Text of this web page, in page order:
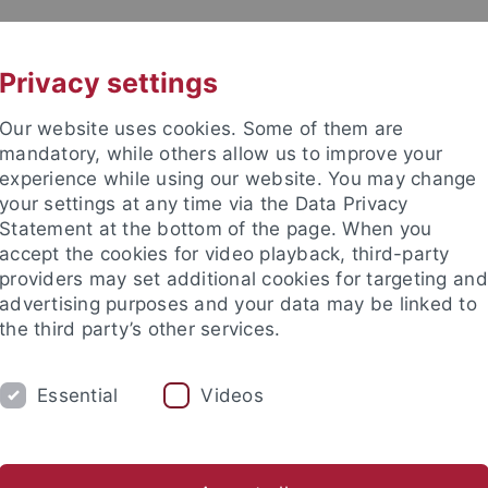
History and Area Studies
KOLLOQUIUM
Privacy settings
Our website uses cookies. Some of them are
mandatory, while others allow us to improve your
experience while using our website. You may change
your settings at any time via the Data Privacy
Statement at the bottom of the page. When you
accept the cookies for video playback, third-party
providers may set additional cookies for targeting and
advertising purposes and your data may be linked to
the third party’s other services.
Essential Videos